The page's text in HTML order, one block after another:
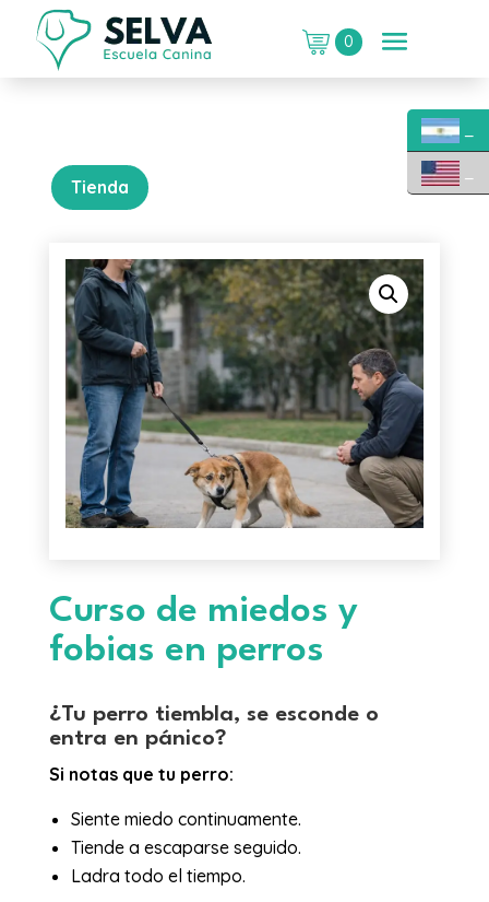
0
Tienda
Curso de miedos y
fobias en perros
¿Tu perro tiembla, se esconde o
entra en pánico?
Si notas que tu perro:
Siente miedo continuamente.
Tiende a escaparse seguido.
Ladra todo el tiempo.